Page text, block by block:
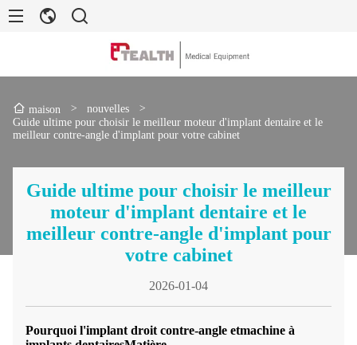
maison > nouvelles
>
Guide ultime pour choisir le meilleur moteur d'implant dentaire et le
meilleur contre-angle d'implant pour votre cabinet
Guide ultime pour choisir le meilleur
moteur d'implant dentaire et le
meilleur contre-angle d'implant pour
votre cabinet
2026-01-04
Pourquoi l'implant droit contre-angle etmachine à